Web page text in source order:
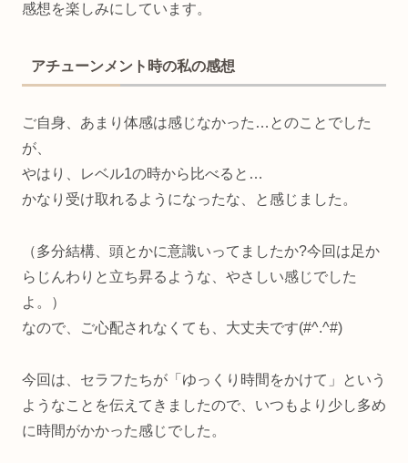
感想を楽しみにしています。
アチューンメント時の私の感想
ご自身、あまり体感は感じなかった…とのことでした
が、
やはり、レベル1の時から比べると…
かなり受け取れるようになったな、と感じました。
（多分結構、頭とかに意識いってましたか?今回は足か
らじんわりと立ち昇るような、やさしい感じでした
よ。）
なので、ご心配されなくても、大丈夫です(#^.^#)
今回は、セラフたちが「ゆっくり時間をかけて」という
ようなことを伝えてきましたので、いつもより少し多め
に時間がかかった感じでした。